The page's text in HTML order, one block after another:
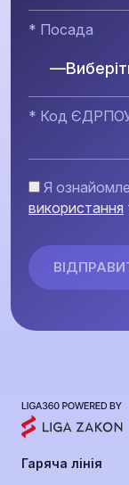
* Посада
* Код
Я
використання
Гаряча лінія